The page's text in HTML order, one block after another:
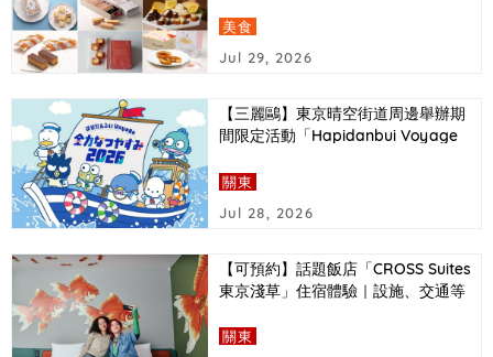
美食
Jul 29, 2026
【三麗鷗】東京晴空街道周邊舉辦期
間限定活動「Hapidanbui Voyage
關東
Jul 28, 2026
【可預約】話題飯店「CROSS Suites
東京淺草」住宿體驗｜設施、交通等
關東